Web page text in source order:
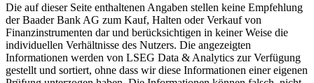
Die auf dieser Seite enthaltenen Angaben stellen keine Empfehlung
der Baader Bank AG zum Kauf, Halten oder Verkauf von
Finanzinstrumenten dar und berücksichtigen in keiner Weise die
individuellen Verhältnisse des Nutzers. Die angezeigten
Informationen werden von LSEG Data & Analytics zur Verfügung
gestellt und sortiert, ohne dass wir diese Informationen einer eigenen